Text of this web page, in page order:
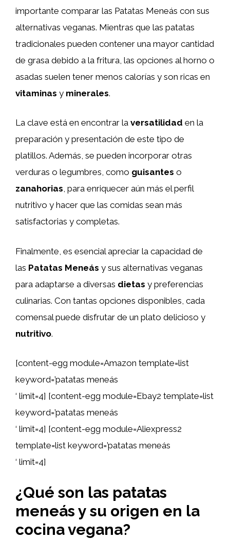
importante comparar las Patatas Meneás con sus
alternativas veganas. Mientras que las patatas
tradicionales pueden contener una mayor cantidad
de grasa debido a la fritura, las opciones al horno o
asadas suelen tener menos calorías y son ricas en
vitaminas y minerales.
La clave está en encontrar la versatilidad en la
preparación y presentación de este tipo de
platillos. Además, se pueden incorporar otras
verduras o legumbres, como guisantes o
zanahorias, para enriquecer aún más el perfil
nutritivo y hacer que las comidas sean más
satisfactorias y completas.
Finalmente, es esencial apreciar la capacidad de
las Patatas Meneás y sus alternativas veganas
para adaptarse a diversas dietas y preferencias
culinarias. Con tantas opciones disponibles, cada
comensal puede disfrutar de un plato delicioso y
nutritivo.
[content-egg module=Amazon template=list
keyword=’patatas meneás
‘ limit=4] [content-egg module=Ebay2 template=list
keyword=’patatas meneás
‘ limit=4] [content-egg module=Aliexpress2
template=list keyword=’patatas meneás
‘ limit=4]
¿Qué son las patatas
meneás y su origen en la
cocina vegana?